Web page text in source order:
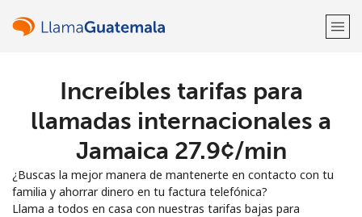
¡Bienvenido!
Regístrate con
Increíbles tarifas para
llamadas internacionales a
Jamaica ⁦27.9¢⁩/min
¿Buscas la mejor manera de mantenerte en contacto con tu
familia y ahorrar dinero en tu factura telefónica?
Llama a todos en casa con nuestras tarifas bajas para